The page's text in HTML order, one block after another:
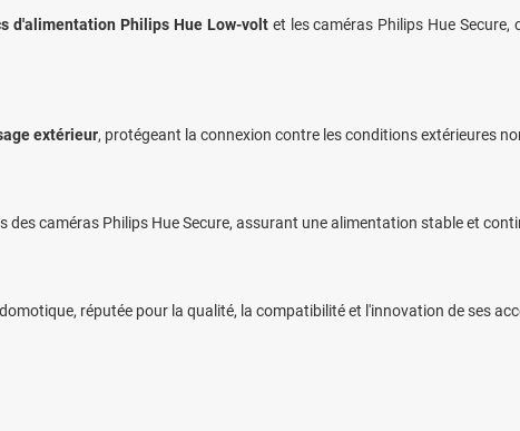
d'alimentation Philips Hue Low-voltet les caméras Philips Hue
extérieur, protégeant la connexion contre les conditions extérieures
des caméras Philips Hue Secure, assurant une alimentation stable et
réputée pour la qualité, la compatibilité et l'innovation de ses